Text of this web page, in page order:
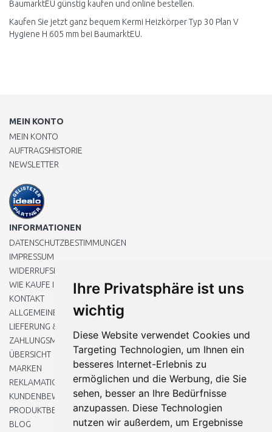
Ihre Privatsphäre ist uns
wichtig
Diese Website verwendet Cookies und
Targeting Technologien, um Ihnen ein
besseres Internet-Erlebnis zu
ermöglichen und die Werbung, die Sie
sehen, besser an Ihre Bedürfnisse
anzupassen. Diese Technologien
nutzen wir außerdem, um Ergebnisse
BaumarktEU günstig kaufen und online bestellen.
Kaufen Sie jetzt ganz bequem Kermi Heizkörper Typ 30 Plan V
Hygiene H 605 mm bei BaumarktEU.
MEIN KONTO
MEIN KONTO
AUFTRAGSHISTORIE
NEWSLETTER
INFORMATIONEN
DATENSCHUTZBESTIMMUNGEN
IMPRESSUM
WIDERRUFSRECHT
WIE KAUFE ICH EIN?
KONTAKT
ALLGEMEINEN GESCHÄFTSBEDINGUNGEN
LIEFERUNG & ZAHLUNG
ZAHLUNGSMETHODEN
ÜBERSICHT
MARKEN
REKLAMATIONEN UND RETOUREN
KUNDENBEWERTUNG
PRODUKTBEWERTUNG
BLOG